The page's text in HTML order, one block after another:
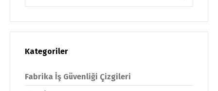
Kategoriler
Fabrika İş Güvenliği Çizgileri